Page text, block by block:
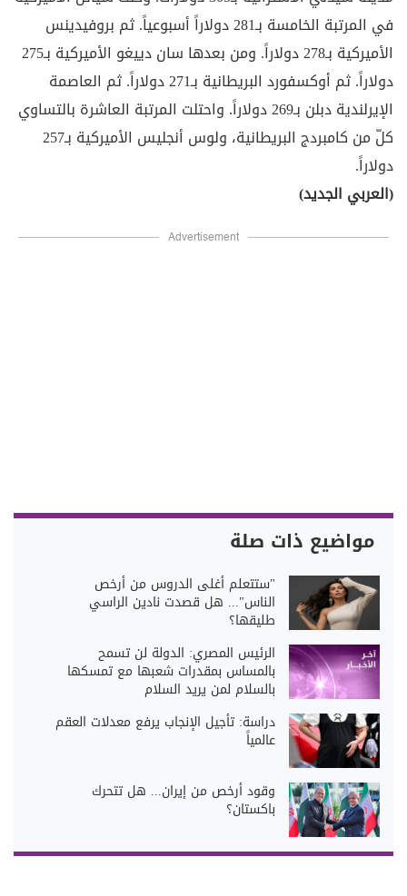
في المرتبة الخامسة بـ281 دولاراً أسبوعياً. ثم بروفيدينس
الأميركية بـ278 دولاراً. ومن بعدها سان دييغو الأميركية بـ275
دولاراً. ثم أوكسفورد البريطانية بـ271 دولاراً. ثم العاصمة
الإيرلندية دبلن بـ269 دولاراً. واحتلت المرتبة العاشرة بالتساوي
كلّ من كامبردج البريطانية، ولوس أنجليس الأميركية بـ257
دولاراً.
(العربي الجديد)
Advertisement
مواضيع ذات صلة
"ستتعلم أغلى الدروس من أرخص
الناس"... هل قصدت نادين الراسي
طليقها؟
الرئيس المصري: الدولة لن تسمح
بالمساس بمقدرات شعبها مع تمسكها
بالسلام لمن يريد السلام
دراسة: تأجيل الإنجاب يرفع معدلات العقم
عالمياً
وقود أرخص من إيران... هل تتحرك
باكستان؟